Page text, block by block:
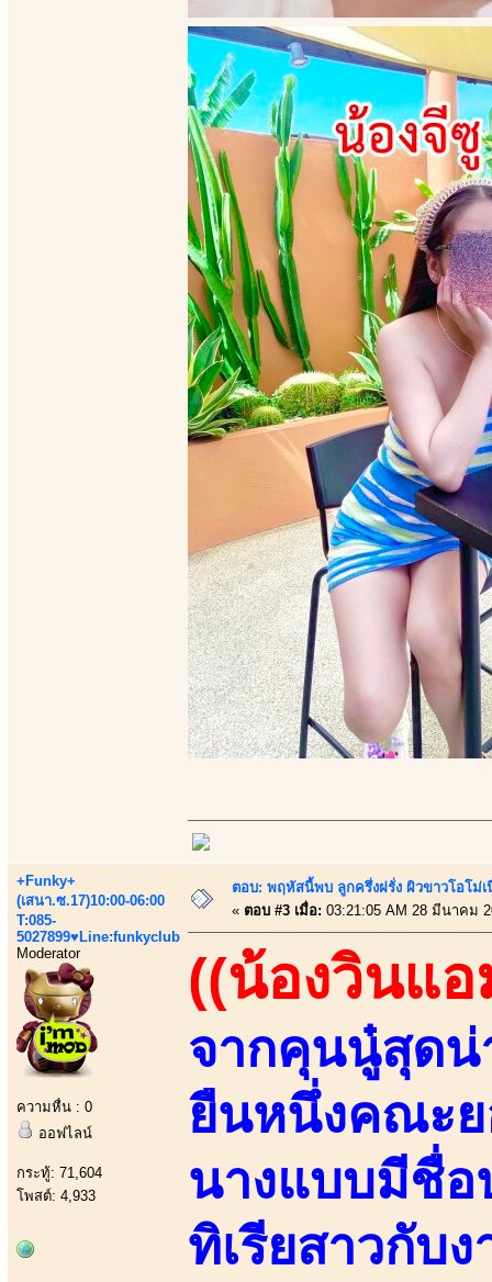
+Funky+
(เสนา.ซ.17)10:00-06:00
T:085-
5027899♥Line:funkyclub
Moderator
ความหื่น : 0
ออฟไลน์
กระทู้: 71,604
โพสต์: 4,933
ตอบ: พฤหัสนี้พบ ลูกครึ่งฝรั่ง ผิวขาวโอโม่
« ตอบ #3 เมื่อ: 03:21:05 AM 28 มีนาคม
((น้องวินแอ
จากคุนนู๋สุดน่
ยืนหนึ่งคณะย
นางแบบมีชื่อ
ทิเรียสาวกับ